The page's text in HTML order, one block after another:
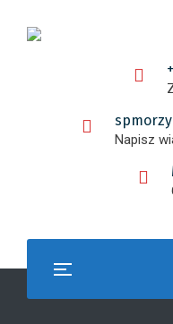
Napisz